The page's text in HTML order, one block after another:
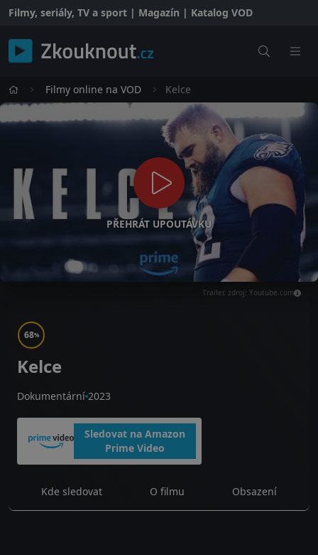
Filmy, seriály, TV a sport | Magazín | Katalog VOD
Filmy online na VOD Kelce
PŘEHRÁT UPOUTÁVKU
Trailer, zdroj: Youtube.com
68%
Kelce
Dokumentární 2023
Sledovat na Amazon
Prime Video
Kde sledovat O filmu Obsazení